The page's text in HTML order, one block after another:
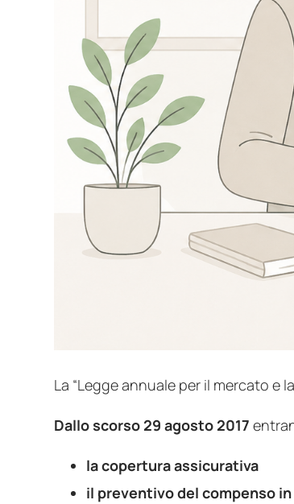
La “Legge annuale per il mercato
Dallo scorso 29 agosto 2017
la copertura assicurativa
il preventivo del compenso